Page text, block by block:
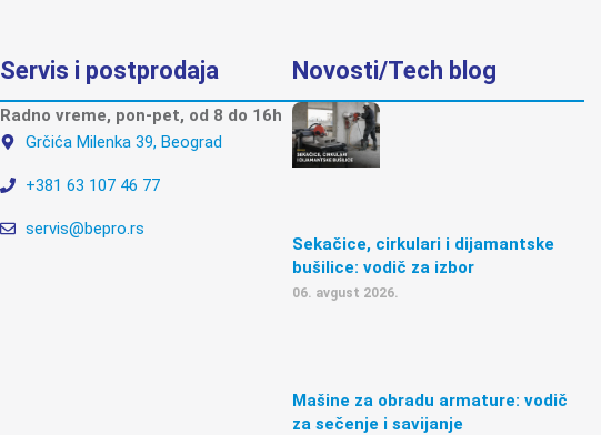
Servis i postprodaja
Radno vreme, pon-pet, od 8 do 16h
Grčića Milenka 39, Beograd
+381 63 107 46 77
servis@bepro.rs
Novosti/Tech blog
Sekačice, cirkulari i dijamantske
bušilice: vodič za izbor
06. avgust 2026.
Mašine za obradu armature: vodič
za sečenje i savijanje